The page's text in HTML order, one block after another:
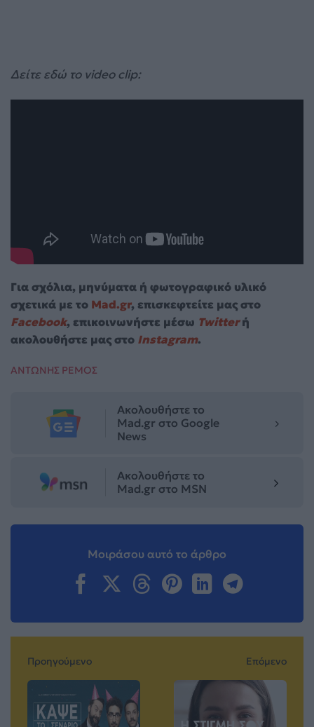
Δείτε εδώ το video clip:
Για σχόλια, μηνύματα ή φωτογραφικό υλικό
σχετικά με το Mad.gr, επισκεφτείτε μας στο
Facebook, επικοινωνήστε μέσω Twitterή
ακολουθήστε μας στο Instagram.
ΑΝΤΩΝΗΣ ΡΕΜΟΣ
Ακολουθήστε το
Mad.gr στο Google
News
Ακολουθήστε το
Mad.gr στο MSN
Μοιράσου αυτό το άρθρο
Προηγούμενο Επόμενο